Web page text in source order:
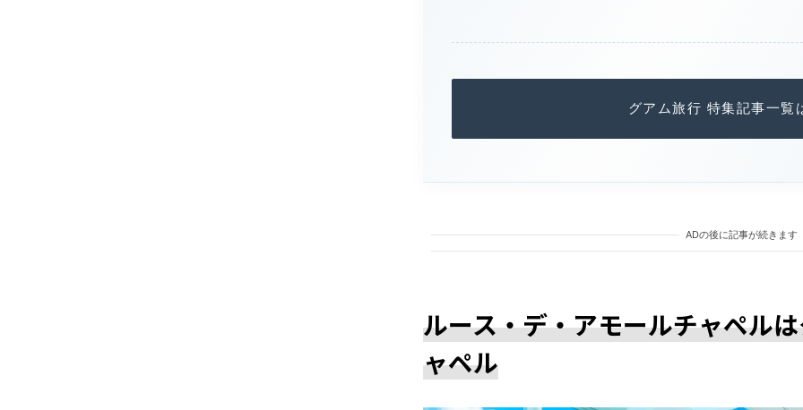
グアム旅行 特集記事一覧
ADの後に記事が続きます
ルース・デ・アモールチャペル
ャペル